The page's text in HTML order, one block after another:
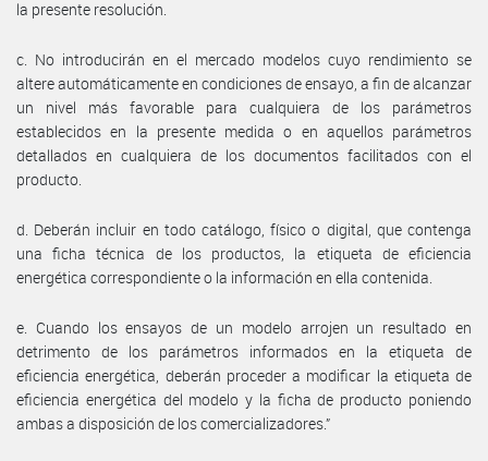
la presente resolución.
c. No introducirán en el mercado modelos cuyo rendimiento se
altere automáticamente en condiciones de ensayo, a fin de alcanzar
un nivel más favorable para cualquiera de los parámetros
establecidos en la presente medida o en aquellos parámetros
detallados en cualquiera de los documentos facilitados con el
producto.
d. Deberán incluir en todo catálogo, físico o digital, que contenga
una ficha técnica de los productos, la etiqueta de eficiencia
energética correspondiente o la información en ella contenida.
e. Cuando los ensayos de un modelo arrojen un resultado en
detrimento de los parámetros informados en la etiqueta de
eficiencia energética, deberán proceder a modificar la etiqueta de
eficiencia energética del modelo y la ficha de producto poniendo
ambas a disposición de los comercializadores.”